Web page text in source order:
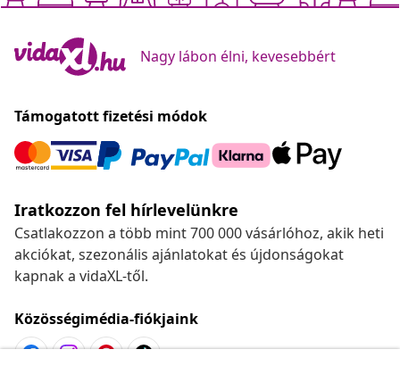
Nagy lábon élni, kevesebbért
Támogatott fizetési módok
Iratkozzon fel hírlevelünkre
Csatlakozzon a több mint 700 000 vásárlóhoz, akik heti
akciókat, szezonális ajánlatokat és újdonságokat
kapnak a vidaXL-től.
Közösségimédia-fiókjaink